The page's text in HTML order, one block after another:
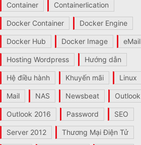
Container Containerlication
Docker Container Docker Engine
Docker Hub Docker Image eMail
Hosting Wordpress Hướng dẫn
Hệ điều hành Khuyến mãi Linux
Mail NAS Newsbeat Outlook
Outlook 2016 Password SEO
Server 2012 Thương Mại Điện Tử